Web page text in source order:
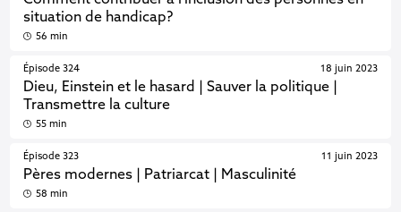
situation de handicap?
56 min
Épisode 324
Dieu, Einstein et le hasard | Sauver la politique |
Transmettre la culture
18 juin 2023
55 min
Épisode 323
Pères modernes | Patriarcat | Masculinité
11 juin 2023
58 min